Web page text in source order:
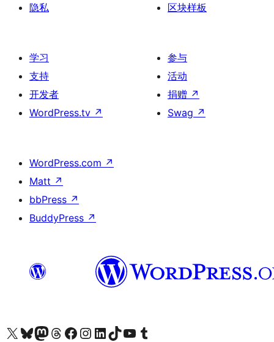
隐私
区块样板
学习
支持
开发者
WordPress.tv ↗
参与
活动
捐赠 ↗
Swag ↗
WordPress.com ↗
Matt ↗
bbPress ↗
BuddyPress ↗
关注我们的 X（原 Twitter）账号访问我们的 Bluesky 账号关注我们的 Mastodon 账号访问我们的 Threads 账号 访问我们的 Facebook 公共主页关注我们的 Instagram 账号 关注我们的 LinkedIn 主页访问我们的 TikTok 账号访问我们的 YouTube 频道 访问我们的 Tumblr 账号